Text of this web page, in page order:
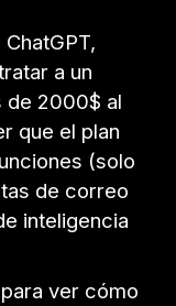
a un
de 2000$ al
que el plan
(solo
de correo
inteligencia
para ver cómo